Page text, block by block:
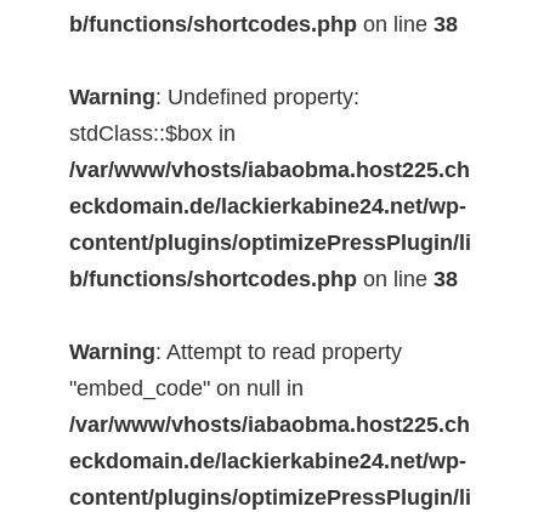
b/functions/shortcodes.phpon line 38
Warning: Undefined property:
stdClass::$box in
/var/www/vhosts/iabaobma.host225.ch
eckdomain.de/lackierkabine24.net/wp-
content/plugins/optimizePressPlugin/li
b/functions/shortcodes.phpon line 38
Warning: Attempt to read property
"embed_code" on null in
/var/www/vhosts/iabaobma.host225.ch
eckdomain.de/lackierkabine24.net/wp-
content/plugins/optimizePressPlugin/li